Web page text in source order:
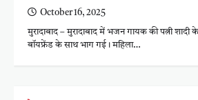
October 16, 2025
मुरादाबाद – मुरादाबाद में भजन गायक की पत्नी
बॉयफ्रेंड के साथ भाग गई। महिला…